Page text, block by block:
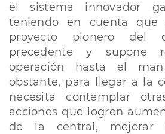
el sistema innovador
teniendo en cuenta
proyecto pionero del
precedente y supone
operación hasta el
obstante, para llegar a la
necesita contemplar
acciones que logren
de la central, mejorar